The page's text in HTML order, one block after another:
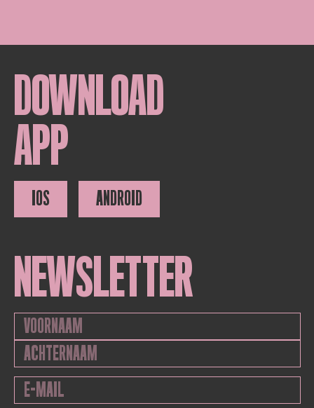
DOWNLOAD
APP
IOS ANDROID
NEWSLETTER